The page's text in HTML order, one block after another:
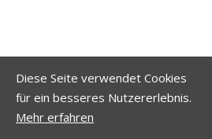
Diese Seite verwendet Cookies
für ein besseres Nutzererlebnis.
Mehr erfahren